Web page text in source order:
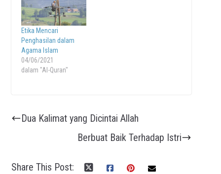
Etika Mencari
Penghasilan dalam
Agama Islam
04/06/2021
dalam "Al-Quran"
Dua Kalimat yang Dicintai Allah
Berbuat Baik Terhadap Istri
Share This Post: